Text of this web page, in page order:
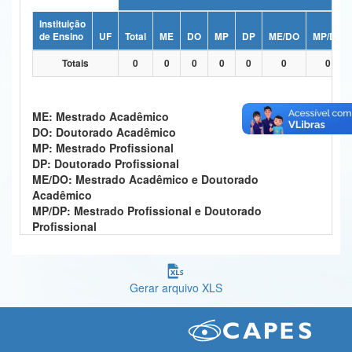
Ministério da Ciência, Tecnologia, Inovações e Comunicações
Ministério do Meio Ambiente
Ministério do Desenvolvimento Regional
Controladoria-Geral da União
Ministério da Mulher, da Família e dos Direitos Humanos
Secretaria-Geral
Instituição
de Ensino
UF Total ME DO MP DP ME/DO
MP/DP
Totais
0 0 0 0 0 0 0
ME: Mestrado Acadêmico
DO: Doutorado Acadêmico
MP: Mestrado Profissional
DP: Doutorado Profissional
ME/DO: Mestrado Acadêmico e Doutorado
Acadêmico
MP/DP: Mestrado Profissional e Doutorado
Profissional
Gerar arquivo XLS